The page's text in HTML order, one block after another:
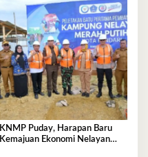
KNMP Puday, Harapan Baru
Kemajuan Ekonomi Nelayan